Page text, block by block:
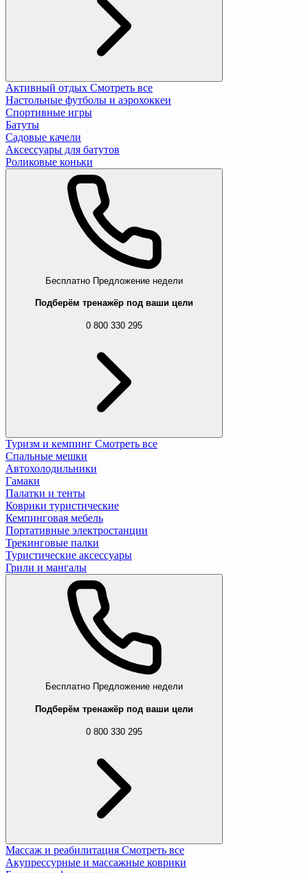
Активный отдых Смотреть все
Настольные футболы и аэрохоккеи
Спортивные игры
Батуты
Садовые качели
Аксессуары для батутов
Роликовые коньки
Бесплатно Предложение недели
Подберём тренажёр под ваши цели
0 800 330 295
Туризм и кемпинг Смотреть все
Спальные мешки
Автохолодильники
Гамаки
Палатки и тенты
Коврики туристические
Кемпинговая мебель
Портативные электростанции
Трекинговые палки
Туристические аксессуары
Грили и мангалы
Бесплатно Предложение недели
Подберём тренажёр под ваши цели
0 800 330 295
Массаж и реабилитация Смотреть все
Акупрессурные и массажные коврики